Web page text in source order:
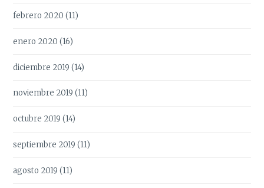
febrero 2020 (11)
enero 2020 (16)
diciembre 2019 (14)
noviembre 2019 (11)
octubre 2019 (14)
septiembre 2019 (11)
agosto 2019 (11)